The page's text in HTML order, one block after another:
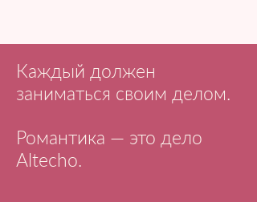
Каждый должен
заниматься своим делом.
Романтика — это дело
Altecho.